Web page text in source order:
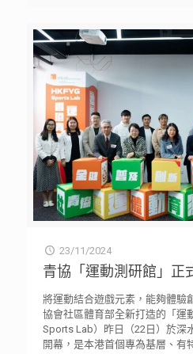
23/11/2024
青協「運動測研館」正
將運動結合遊戲元素，能夠體驗
協會社區體育部全新打造的「運
Sports Lab）昨日（22日）於深
開幕，是本港首個專為基層、有